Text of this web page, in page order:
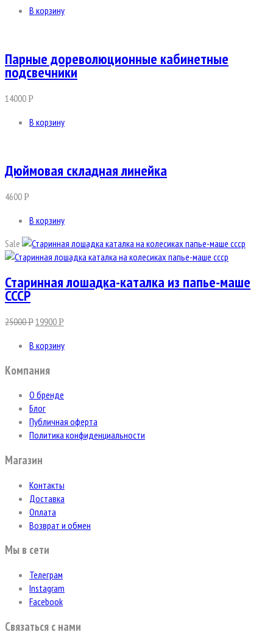
В корзину
Парные дореволюционные кабинетные
подсвечники
14000Р
В корзину
Дюймовая складная линейка
4600Р
В корзину
Sale
Старинная лошадка-каталка из папье-маше
СССР
25000Р19900Р
В корзину
Компания
О бренде
Блог
Публичная оферта
Политика конфиденциальности
Магазин
Контакты
Доставка
Оплата
Возврат и обмен
Мы в сети
Телеграм
Instagram
Facebook
Связаться с нами